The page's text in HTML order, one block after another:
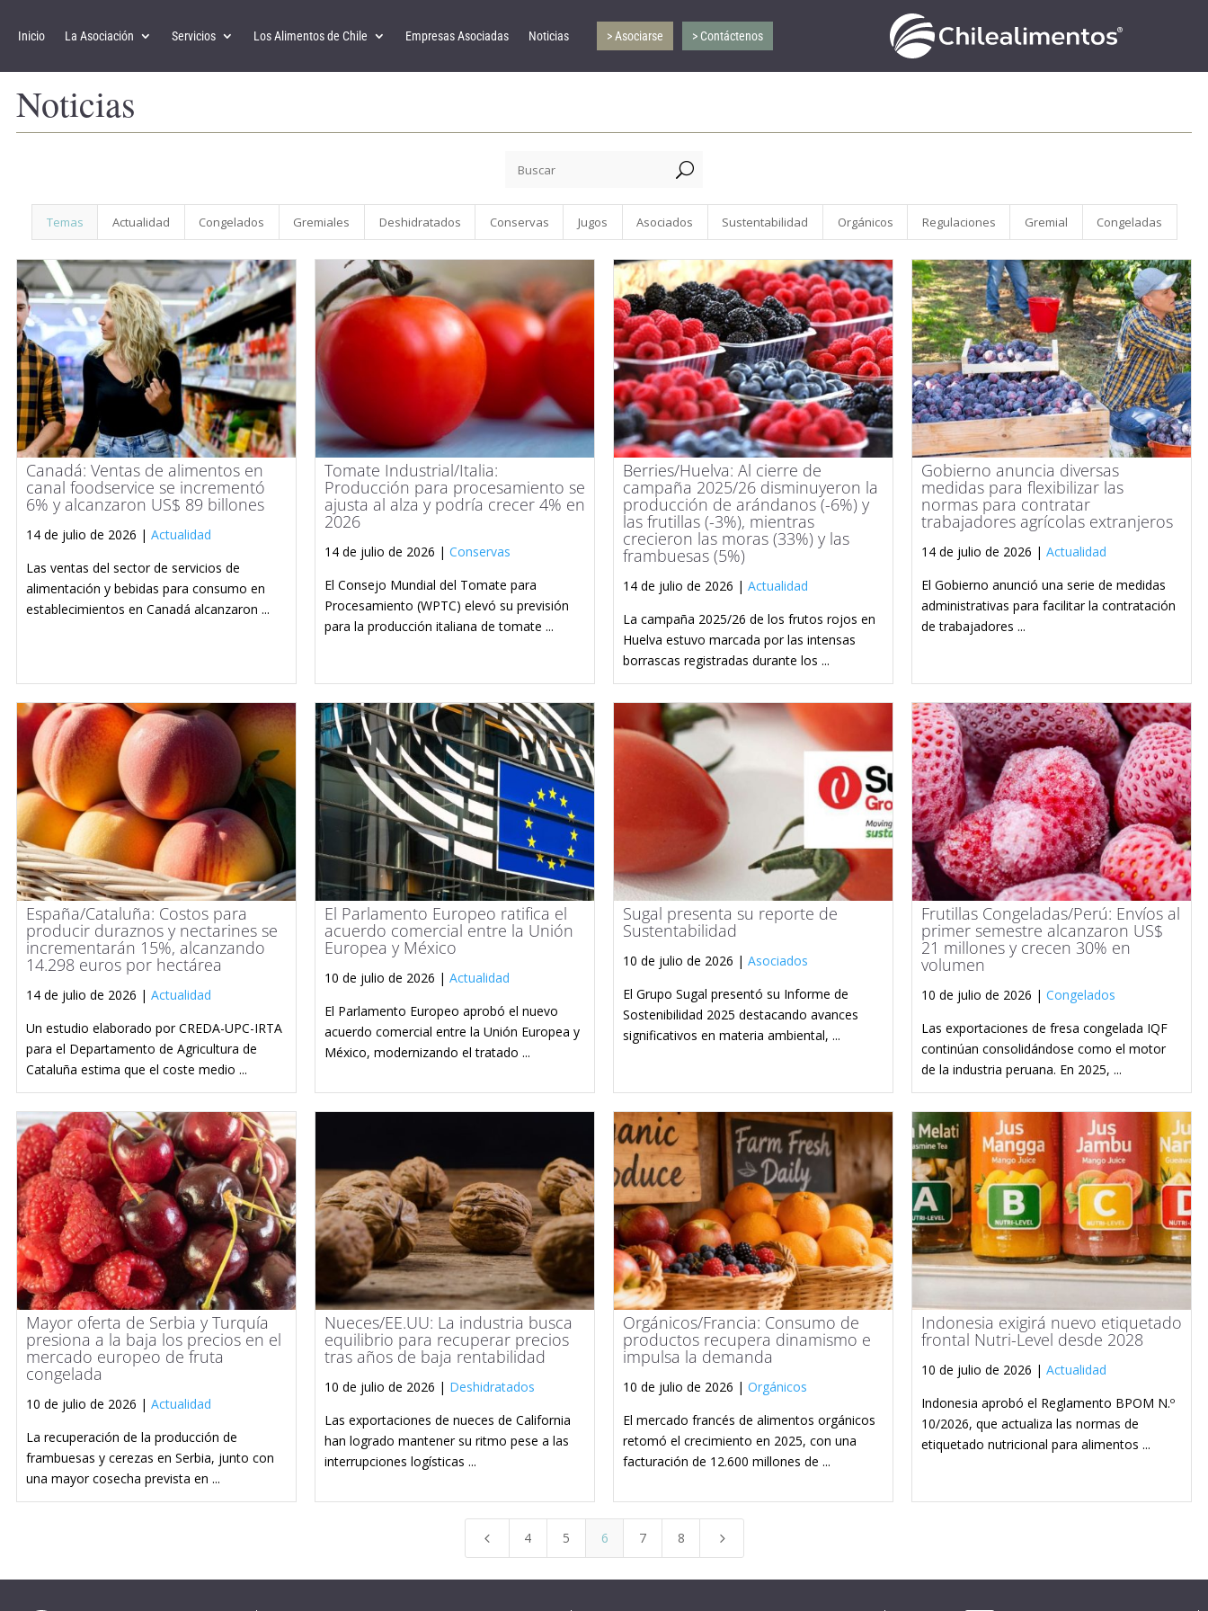
Inicio La Asociación Servicios Los Alimentos de Chile Empresas Asociadas Noticias > Asociarse > Contáctenos
Noticias
U
Temas Actualidad Congelados Gremiales Deshidratados Conservas Jugos Asociados Sustentabilidad Orgánicos Regulaciones Gremial Congeladas
Canadá: Ventas de alimentos en
canal foodservice se incrementó
6% y alcanzaron US$ 89 billones
14 de julio de 2026 | Actualidad
Las ventas del sector de servicios de
alimentación y bebidas para consumo en
establecimientos en Canadá alcanzaron ...
Tomate Industrial/Italia:
Producción para procesamiento se
ajusta al alza y podría crecer 4% en
2026
14 de julio de 2026 | Conservas
El Consejo Mundial del Tomate para
Procesamiento (WPTC) elevó su previsión
para la producción italiana de tomate ...
Berries/Huelva: Al cierre de
campaña 2025/26 disminuyeron la
producción de arándanos (-6%) y
las frutillas (-3%), mientras
crecieron las moras (33%) y las
frambuesas (5%)
14 de julio de 2026 | Actualidad
La campaña 2025/26 de los frutos rojos en
Huelva estuvo marcada por las intensas
borrascas registradas durante los ...
Gobierno anuncia diversas
medidas para flexibilizar las
normas para contratar
trabajadores agrícolas extranjeros
14 de julio de 2026 | Actualidad
El Gobierno anunció una serie de medidas
administrativas para facilitar la contratación
de trabajadores ...
España/Cataluña: Costos para
producir duraznos y nectarines se
incrementarán 15%, alcanzando
14.298 euros por hectárea
14 de julio de 2026 | Actualidad
Un estudio elaborado por CREDA-UPC-IRTA
para el Departamento de Agricultura de
Cataluña estima que el coste medio ...
El Parlamento Europeo ratifica el
acuerdo comercial entre la Unión
Europea y México
10 de julio de 2026 | Actualidad
El Parlamento Europeo aprobó el nuevo
acuerdo comercial entre la Unión Europea y
México, modernizando el tratado ...
Sugal presenta su reporte de
Sustentabilidad
10 de julio de 2026 | Asociados
El Grupo Sugal presentó su Informe de
Sostenibilidad 2025 destacando avances
significativos en materia ambiental, ...
Frutillas Congeladas/Perú: Envíos al
primer semestre alcanzaron US$
21 millones y crecen 30% en
volumen
10 de julio de 2026 | Congelados
Las exportaciones de fresa congelada IQF
continúan consolidándose como el motor
de la industria peruana. En 2025, ...
Mayor oferta de Serbia y Turquía
presiona a la baja los precios en el
mercado europeo de fruta
congelada
10 de julio de 2026 | Actualidad
La recuperación de la producción de
frambuesas y cerezas en Serbia, junto con
una mayor cosecha prevista en ...
Nueces/EE.UU: La industria busca
equilibrio para recuperar precios
tras años de baja rentabilidad
10 de julio de 2026 | Deshidratados
Las exportaciones de nueces de California
han logrado mantener su ritmo pese a las
interrupciones logísticas ...
Orgánicos/Francia: Consumo de
productos recupera dinamismo e
impulsa la demanda
10 de julio de 2026 | Orgánicos
El mercado francés de alimentos orgánicos
retomó el crecimiento en 2025, con una
facturación de 12.600 millones de ...
Indonesia exigirá nuevo etiquetado
frontal Nutri-Level desde 2028
10 de julio de 2026 | Actualidad
Indonesia aprobó el Reglamento BPOM N.º
10/2026, que actualiza las normas de
etiquetado nutricional para alimentos ...
4 4 5 6 7 8 5